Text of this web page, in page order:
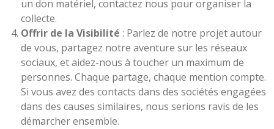
un don matériel, contactez nous pour organiser la
collecte.
Offrir de la Visibilité : Parlez de notre projet autour
de vous, partagez notre aventure sur les réseaux
sociaux, et aidez-nous à toucher un maximum de
personnes. Chaque partage, chaque mention compte.
Si vous avez des contacts dans des sociétés engagées
dans des causes similaires, nous serions ravis de les
démarcher ensemble.